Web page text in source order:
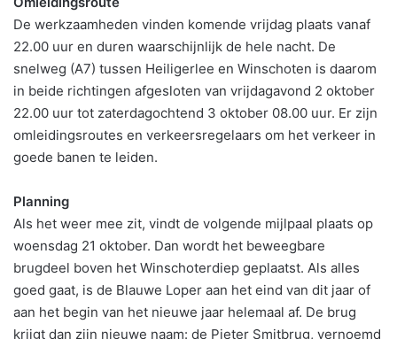
De werkzaamheden vinden komende vrijdag plaats vanaf
22.00 uur en duren waarschijnlijk de hele nacht. De
snelweg (A7) tussen Heiligerlee en Winschoten is daarom
in beide richtingen afgesloten van vrijdagavond 2 oktober
22.00 uur tot zaterdagochtend 3 oktober 08.00 uur. Er zijn
omleidingsroutes en verkeersregelaars om het verkeer in
goede banen te leiden.
Planning
Als het weer mee zit, vindt de volgende mijlpaal plaats op
woensdag 21 oktober. Dan wordt het beweegbare
brugdeel boven het Winschoterdiep geplaatst. Als alles
goed gaat, is de Blauwe Loper aan het eind van dit jaar of
aan het begin van het nieuwe jaar helemaal af. De brug
krijgt dan zijn nieuwe naam: de Pieter Smitbrug, vernoemd